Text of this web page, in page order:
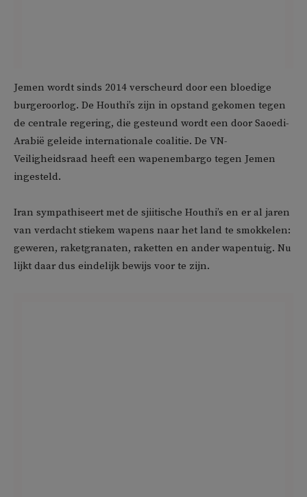
Jemen wordt sinds 2014 verscheurd door een bloedige
burgeroorlog. De Houthi’s zijn in opstand gekomen tegen
de centrale regering, die gesteund wordt een door Saoedi-
Arabië geleide internationale coalitie. De VN-
Veiligheidsraad heeft een wapenembargo tegen Jemen
ingesteld.
Iran sympathiseert met de sjiitische Houthi’s en er al jaren
van verdacht stiekem wapens naar het land te smokkelen:
geweren, raketgranaten, raketten en ander wapentuig. Nu
lijkt daar dus eindelijk bewijs voor te zijn.